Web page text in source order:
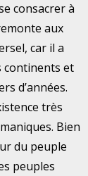
consacrer à
aux
car il a
continents et
d’années.
très
Bien
du peuple
peuples